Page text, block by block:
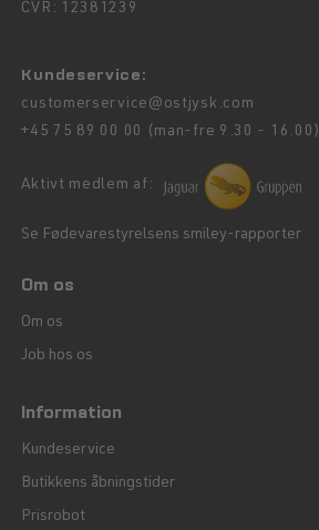
CVR: 12381239
Kundeservice:
customerservice@ostjysk.com
+45 75 89 00 00 (man-fre 9.30 - 16.00)
Aktivt medlem af:
Se Fødevarestyrelsens smiley-rapporter
Om os
Om os
Job hos os
Information
Kundeservice
Butikkens åbningstider
Prisrobot